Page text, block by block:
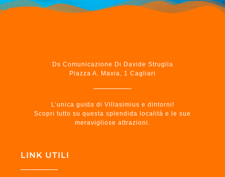
Ds Comunicazione Di Davide Struglia
Piazza A. Maxia, 1 Cagliari
L’unica guida di Villasimius e dintorni!
Scopri tutto su questa splendida località e le sue
meravigliose attrazioni.
LINK UTILI